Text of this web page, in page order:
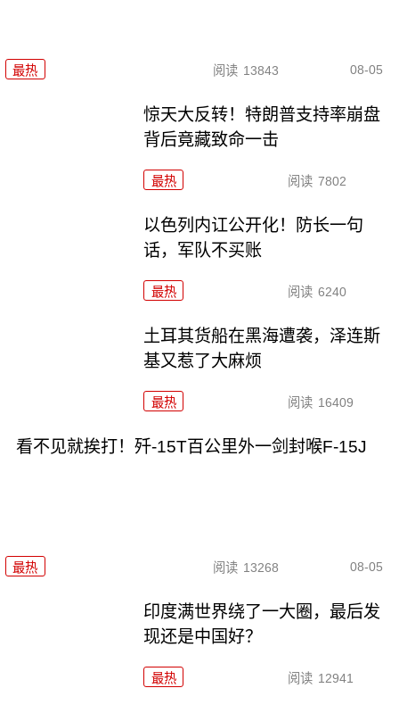
最热 阅读 13843 08-05
惊天大反转！特朗普支持率崩盘
背后竟藏致命一击
最热 阅读 7802
以色列内讧公开化！防长一句
话，军队不买账
最热 阅读 6240
土耳其货船在黑海遭袭，泽连斯
基又惹了大麻烦
最热 阅读 16409
看不见就挨打！歼-15T百公里外一剑封喉F-15J
最热 阅读 13268 08-05
印度满世界绕了一大圈，最后发
现还是中国好？
最热 阅读 12941